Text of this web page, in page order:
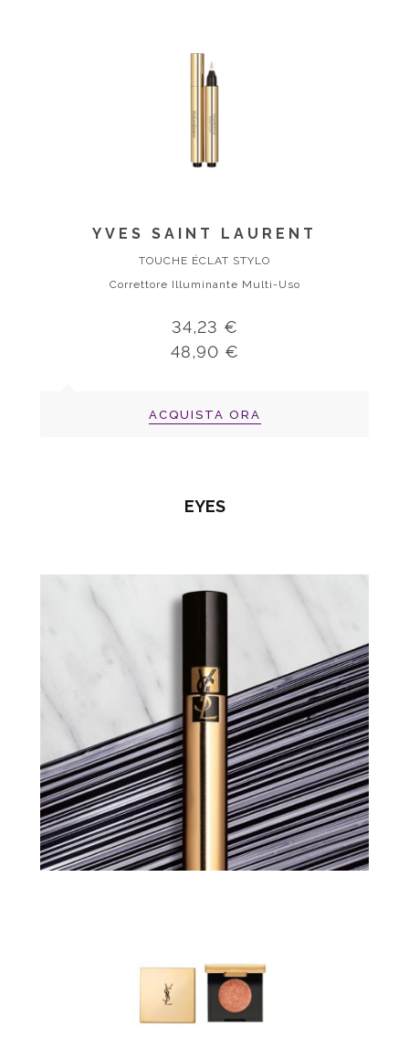
YVES SAINT LAURENT
TOUCHE ÉCLAT STYLO
Correttore Illuminante Multi-Uso
34,23 €
48,90 €
ACQUISTA ORA
EYES